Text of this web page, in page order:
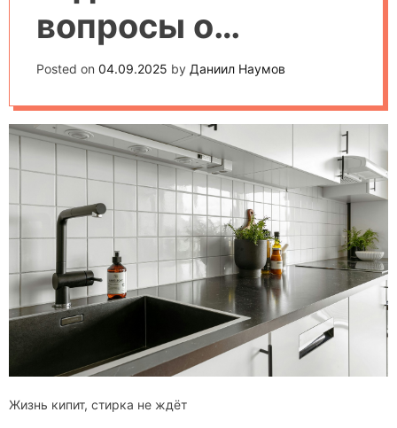
вопросы о
стиральных
машинах: ответы
специалистов
Posted on 04.09.2025 by Даниил Наумов
Жизнь кипит, стирка не ждёт